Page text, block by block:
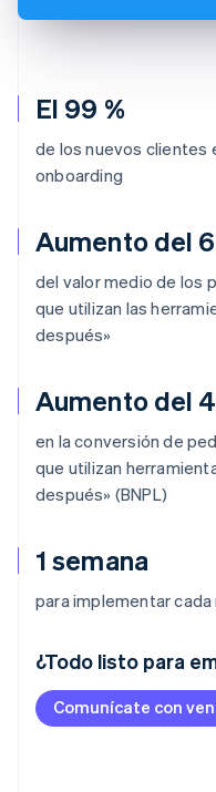
El 99 %
de los nuevos clientes
onboarding
Aumento del
del valor medio de los
que utilizan las
después»
Aumento del
en la conversión de
que utilizan
después» (BNPL)
1 semana
para implementar
¿Todo listo para
Comunícate con
Alemania
DeutschEnglish
Australia